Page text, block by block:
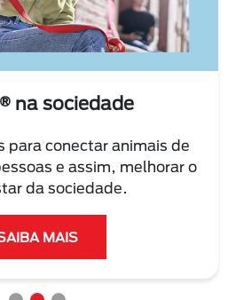
na sociedade
para conectar animais de
e assim, melhorar o
da sociedade.
MAIS